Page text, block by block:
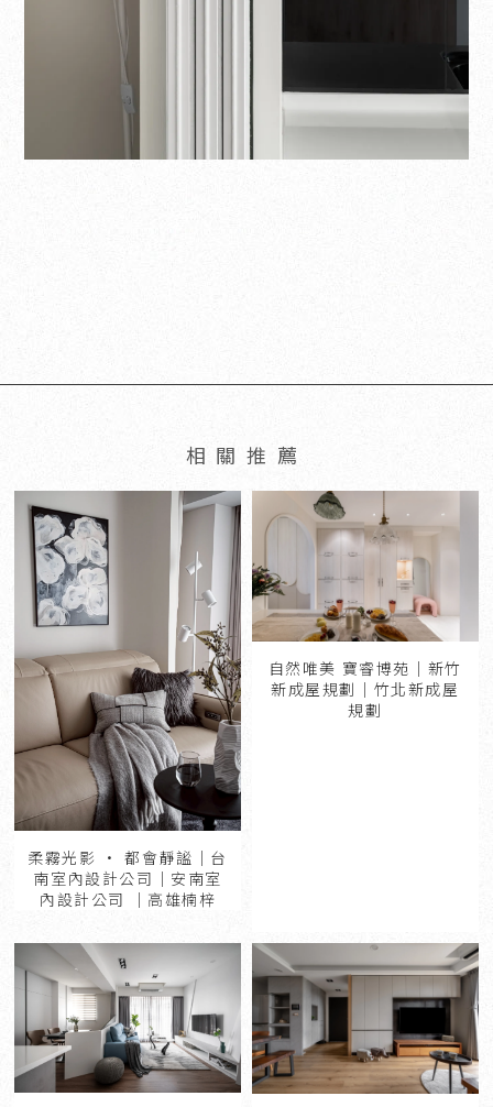
柔霧光影 · 都會靜謐｜台
南室內設計公司｜安南室
內設計公司 ｜高雄楠梓
自然唯美 寶睿博苑｜新竹
新成屋規劃｜竹北新成屋
規劃